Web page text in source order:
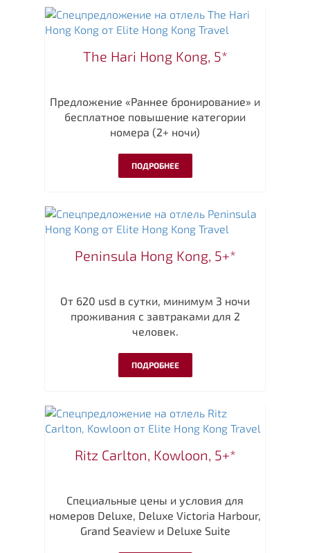
The Hari Hong Kong, 5*
Предложение «Раннее бронирование» и
бесплатное повышение категории
номера (2+ ночи)
ПОДРОБНЕЕ
Peninsula Hong Kong, 5+*
От 620 usd в сутки, минимум 3 ночи
проживания с завтраками для 2
человек.
ПОДРОБНЕЕ
Ritz Carlton, Kowloon, 5+*
Специальные цены и условия для
номеров Deluxe, Deluxe Victoria Harbour,
Grand Seaview и Deluxe Suite